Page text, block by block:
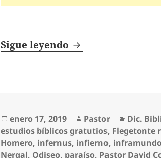
Sigue leyendo Infierno
Publicado
el
enero 17, 2019 Autor
Pastor Dic.
estudios bíblicos gratutios, Flegetonte
Homero, infernus, infierno, inframundo
Nergal, Odiseo, paraíso, Pastor David